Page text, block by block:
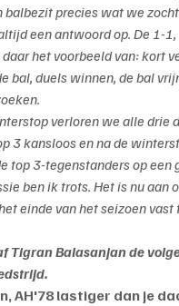
balbezit precies wat we
een antwoord op. De 1-
het voorbeeld van: kort
bal, duels winnen, de bal
verloren we alle drie
3 kansloos en na de
top 3-tegenstanders op een
ben ik trots. Het is nu aan
einde van het seizoen vast
Tigran Balasanjan de
AH'78 lastiger dan je